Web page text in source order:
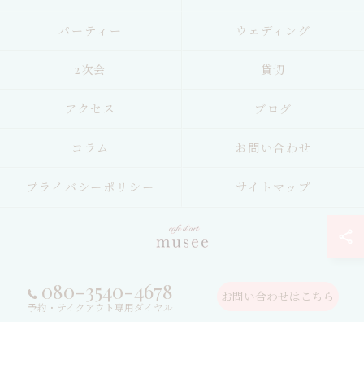
080-3540-4678
予約・テイクアウト専用ダイヤル
お問い合わせはこちら
パーティー ウェディング
2次会 貸切
アクセス ブログ
コラム お問い合わせ
プライバシーポリシー サイトマップ
© 2026 鳥取県鳥取市のレストランならカフェ・ダール ミュゼ ALL RIGHTS
RESERVED.